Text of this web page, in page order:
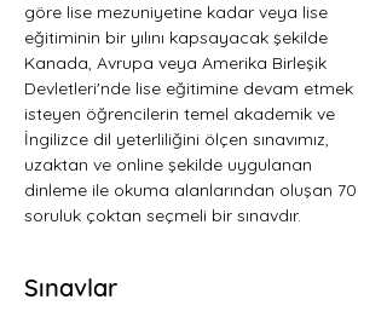
göre lise mezuniyetine kadar veya lise
eğitiminin bir yılını kapsayacak şekilde
Kanada, Avrupa veya Amerika Birleşik
Devletleri'nde lise eğitimine devam etmek
isteyen öğrencilerin temel akademik ve
İngilizce dil yeterliliğini ölçen sınavımız,
uzaktan ve online şekilde uygulanan
dinleme ile okuma alanlarından oluşan 70
soruluk çoktan seçmeli bir sınavdır.
Sınavlar